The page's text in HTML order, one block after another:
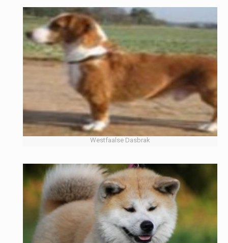
Westfaalse Dasbrak